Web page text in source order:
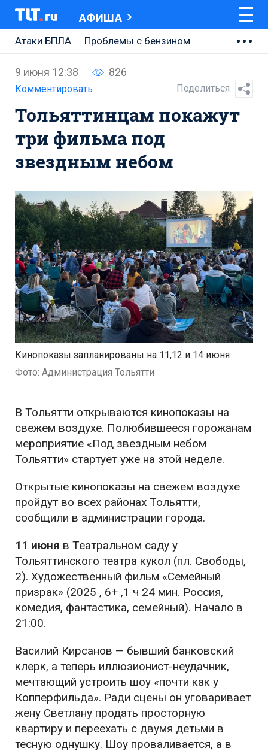
АФИША
Атаки БПЛА
Проблемы с бензином
Ремонт Центральной площади
Ремонт Обводного шоссе
Набережная Тольятти
Неделя Тольятти
9 июня 12:38 826
Комментировать Поделиться
Тольяттинцам покажут
три фильма под
звездным небом
Кинопоказы запланированы на 11,12 и 14 июня
Фото: Администрация Тольятти
В Тольятти открываются кинопоказы на
свежем воздухе. Полюбившееся горожанам
мероприятие «Под звездным небом
Тольятти» стартует уже на этой неделе.
Открытые кинопоказы на свежем воздухе
пройдут во всех районах Тольятти,
сообщили в администрации города.
11 июня в Театральном саду у
Тольяттинского театра кукол (пл. Свободы,
2). Художественный фильм «Семейный
призрак» (2025 , 6+ ,1 ч 24 мин. Россия,
комедия, фантастика, семейный). Начало в
21:00.
Василий Кирсанов — бывший банковский
клерк, а теперь иллюзионист-неудачник,
мечтающий устроить шоу «почти как у
Копперфильда». Ради сцены он уговаривает
жену Светлану продать просторную
квартиру и переехать с двумя детьми в
тесную однушку. Шоу проваливается, а в